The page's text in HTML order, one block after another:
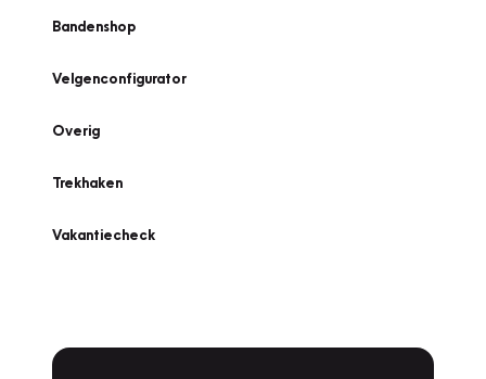
Bandenshop
Velgenconfigurator
Overig
Trekhaken
Vakantiecheck